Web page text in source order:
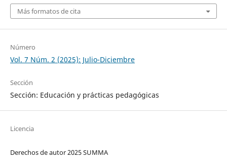
Más formatos de cita
Número
Vol. 7 Núm. 2 (2025): Julio-Diciembre
Sección
Sección: Educación y prácticas pedagógicas
Licencia
Derechos de autor 2025 SUMMA